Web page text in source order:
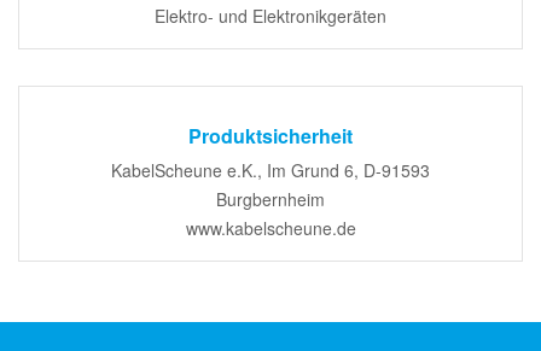
Elektro- und Elektronikgeräten
Produktsicherheit
KabelScheune e.K., Im Grund 6, D-91593
Burgbernheim
www.kabelscheune.de